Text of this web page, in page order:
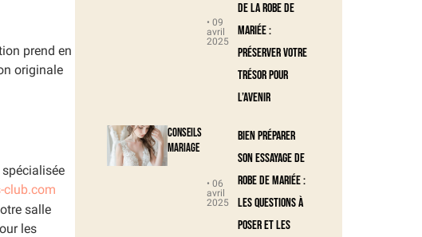
prend en
originale
club.com
salle
les
• 09
avril
2025
de la robe de
mariée :
préserver votre
trésor pour
l’avenir
Conseils
Mariage
• 06
avril
2025
Bien préparer
son essayage de
robe de mariée :
les questions à
poser et les